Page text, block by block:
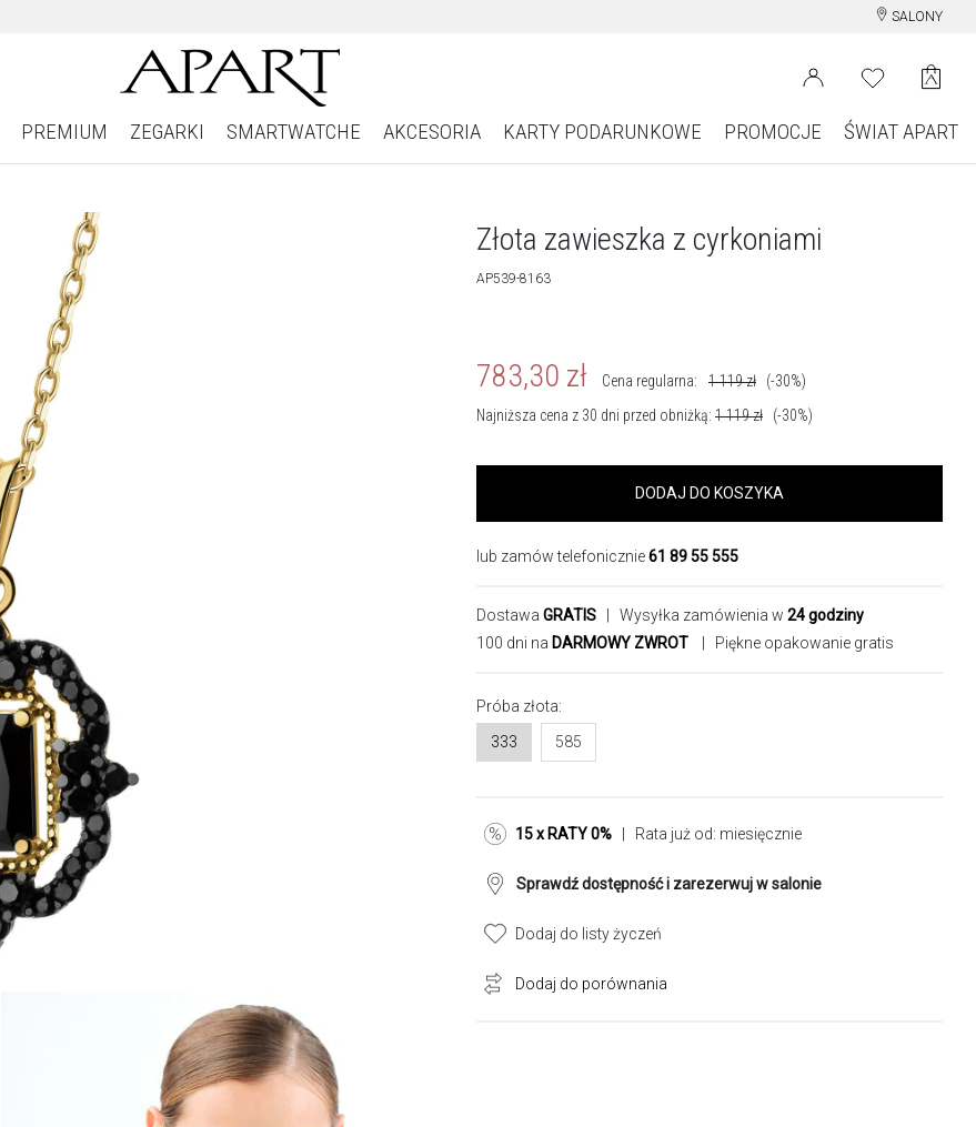
SALONY
PREMIUM ZEGARKI SMARTWATCHE AKCESORIA KARTY PODARUNKOWE PROMOCJE ŚWIAT APART
Złota zawieszka z cyrkoniami
AP539-8163
783,30 zł Cena regularna: 1 119zł
(-30%)
Najniższa cena z 30 dni przed obniżką: 1 119zł (-30%)
DODAJ DO KOSZYKA
lub zamów telefonicznie61 89 55 555
Dostawa GRATIS | Wysyłka zamówienia w 24 godziny
100 dni na DARMOWY ZWROT | Piękne opakowanie gratis
Próba złota:
333
585
15 x RATY 0% | Rata już od: miesięcznie
Sprawdź dostępność i zarezerwuj w salonie
Dodaj do listy życzeń
Dodaj do porównania